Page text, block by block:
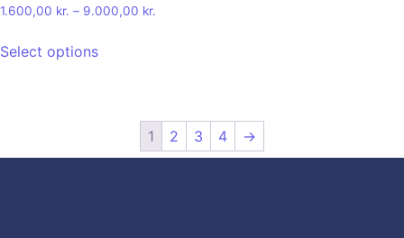
Rated
4.00
1.600,00 kr. – 9.000,00 kr.
Select options
1 2 3 4 →